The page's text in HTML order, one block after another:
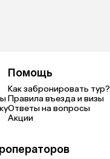
Помощь
Как забронировать тур?
Правила въезда и визы
Ответы на вопросы
Акции